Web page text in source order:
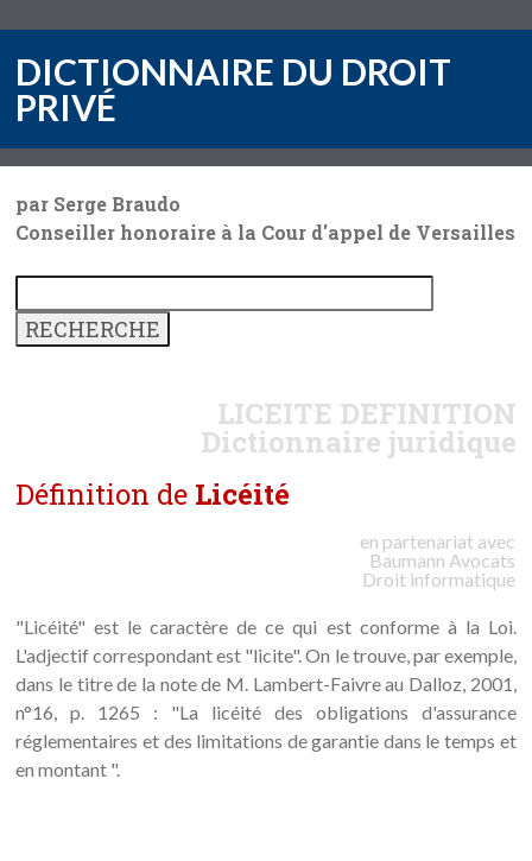
DICTIONNAIRE DU DROIT
PRIVÉ
par Serge Braudo
Conseiller honoraire à la Cour d'appel de Versailles
LICEITE DEFINITION
Dictionnaire juridique
Définition de Licéité
en partenariat avec
Baumann Avocats
Droit informatique
"Licéité" est le caractère de ce qui est conforme à la Loi.
L'adjectif correspondant est "licite". On le trouve, par exemple,
dans le titre de la note de M. Lambert-Faivre au Dalloz, 2001,
n°16, p. 1265 : "La licéité des obligations d'assurance
réglementaires et des limitations de garantie dans le temps et
en montant ".